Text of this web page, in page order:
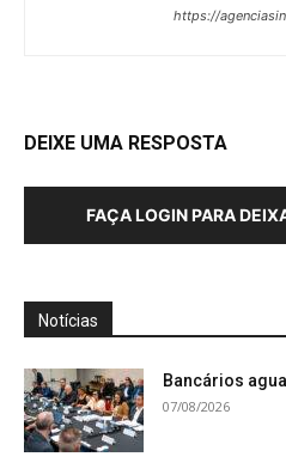
https://
DEIXE UMA RESPOSTA
FAÇA LOGIN PARA
Notícias
Bancários
07/08/2026